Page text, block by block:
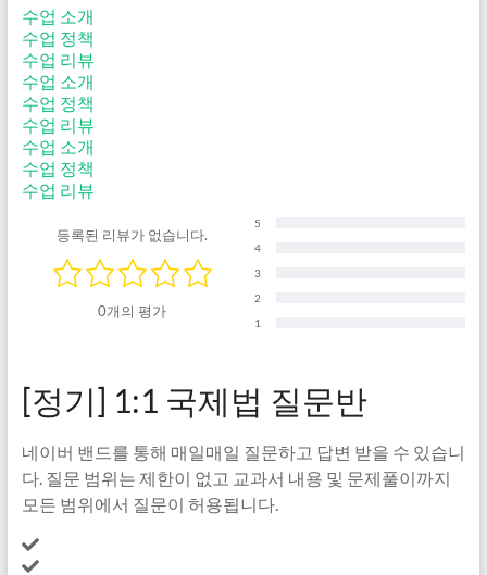
수업 소개
수업 정책
수업 리뷰
수업 소개
수업 정책
수업 리뷰
수업 소개
수업 정책
수업 리뷰
등록된 리뷰가 없습니다.
0개의 평가
5
4
3
2
1
[정기] 1:1 국제법 질문반
네이버 밴드를 통해 매일매일 질문하고 답변 받을 수 있습니
다. 질문 범위는 제한이 없고 교과서 내용 및 문제풀이까지
모든 범위에서 질문이 허용됩니다.